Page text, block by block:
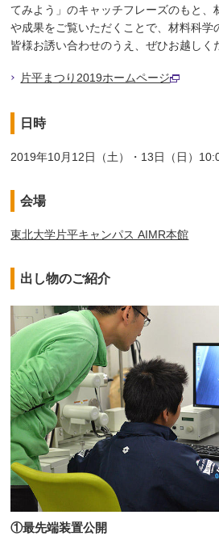
てみよう」のキャッチフレーズのもと、
や成果をご覧いただくことで、材料科学
皆様お誘い合わせのうえ、ぜひお越しく
片平まつり2019ホームページ
日時
2019年10月12日（土）・13日（日）
会場
東北大学片平キャンパス AIMR本館
出し物のご紹介
①最先端装置公開